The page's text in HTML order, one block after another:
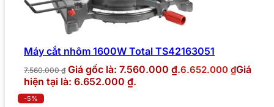
Máy cắt nhôm 1600W Total TS42163051
7.560.000₫ Giá gốc là: 7.560.000 ₫.6.652.000 ₫Giá
hiện tại là: 6.652.000 ₫.
-5%